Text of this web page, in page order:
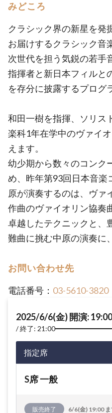
みどころ
クラシック界の新星を発
お届けするクラシック音
次世代を担う気鋭の若手
指揮者と新日本フィルと
を存分に披露するプログ
和田一樹を指揮、ソリス
楽科1年在学中のヴァイ
えます。
幼少期から数々のコンク
め、昨年第93回日本音楽
原が演奏するのは、ヴァ
作曲のヴァイオリン協奏
卓越したテクニックと、
難曲に挑む中原の演奏に
お問い合わせ先
電話番号： 03-5610-3820
2025/6/6(金) 開演: 19:00
終了: 21:00
指定席
S席 一般
販売終了 6/6(金) 19:00